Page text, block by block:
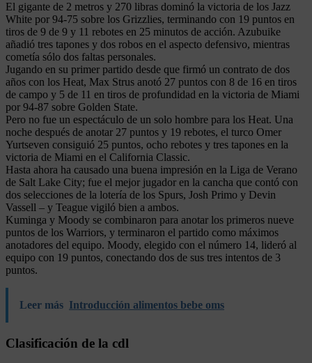
El gigante de 2 metros y 270 libras dominó la victoria de los Jazz
White por 94-75 sobre los Grizzlies, terminando con 19 puntos en
tiros de 9 de 9 y 11 rebotes en 25 minutos de acción. Azubuike
añadió tres tapones y dos robos en el aspecto defensivo, mientras
cometía sólo dos faltas personales.
Jugando en su primer partido desde que firmó un contrato de dos
años con los Heat, Max Strus anotó 27 puntos con 8 de 16 en tiros
de campo y 5 de 11 en tiros de profundidad en la victoria de Miami
por 94-87 sobre Golden State.
Pero no fue un espectáculo de un solo hombre para los Heat. Una
noche después de anotar 27 puntos y 19 rebotes, el turco Omer
Yurtseven consiguió 25 puntos, ocho rebotes y tres tapones en la
victoria de Miami en el California Classic.
Hasta ahora ha causado una buena impresión en la Liga de Verano
de Salt Lake City; fue el mejor jugador en la cancha que contó con
dos selecciones de la lotería de los Spurs, Josh Primo y Devin
Vassell – y Teague vigiló bien a ambos.
Kuminga y Moody se combinaron para anotar los primeros nueve
puntos de los Warriors, y terminaron el partido como máximos
anotadores del equipo. Moody, elegido con el número 14, lideró al
equipo con 19 puntos, conectando dos de sus tres intentos de 3
puntos.
Leer más Introducción alimentos bebe oms
Clasificación de la cdl